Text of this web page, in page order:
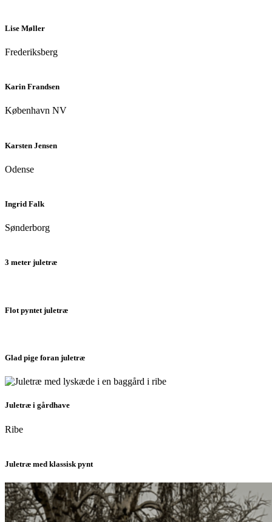
Lise Møller
Frederiksberg
Karin Frandsen
København NV
Karsten Jensen
Odense
Ingrid Falk
Sønderborg
3 meter juletræ
Flot pyntet juletræ
Glad pige foran juletræ
Juletræ i gårdhave
Ribe
Juletræ med klassisk pynt